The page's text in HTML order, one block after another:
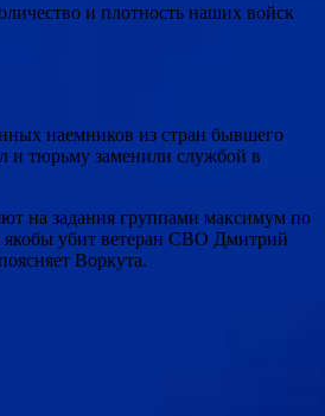
и плотность наших войск
наемников из стран бывшего
и тюрьму заменили службой в
на задания группами максимум по
якобы убит ветеран СВО Дмитрий
Воркута.